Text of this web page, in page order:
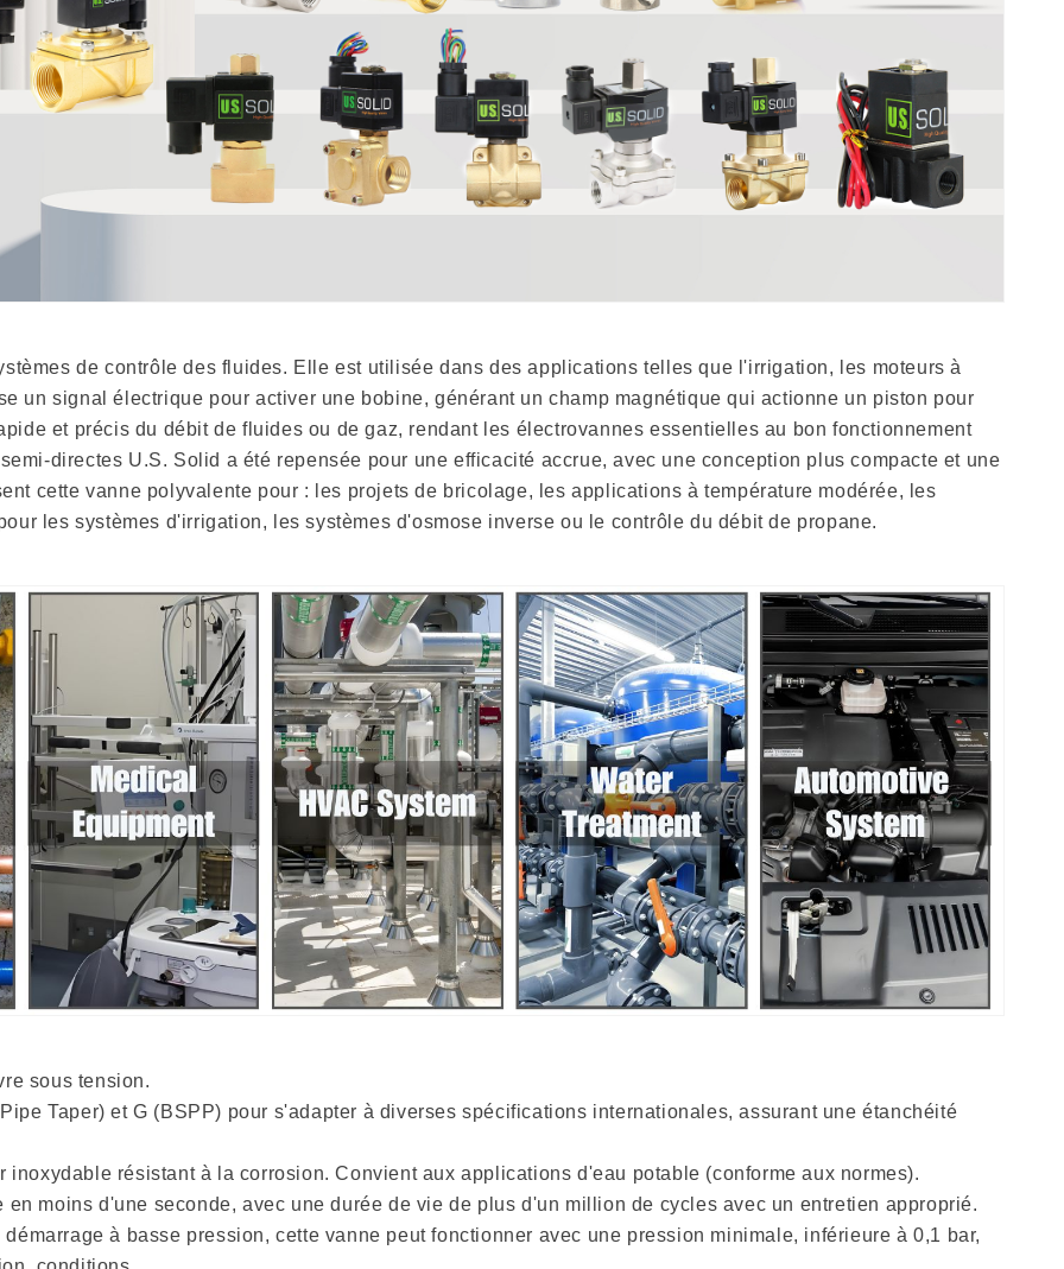
de contrôle des fluides. Elle est utilisée dans des applications telles que l'irrigation, les moteurs à
un signal électrique pour activer une bobine, générant un champ magnétique qui actionne un piston pour
et précis du débit de fluides ou de gaz, rendant les électrovannes essentielles au bon fonctionnement
directes U.S. Solid a été repensée pour une efficacité accrue, avec une conception plus compacte et une
cette vanne polyvalente pour : les projets de bricolage, les applications à température modérée, les
les systèmes d'irrigation, les systèmes d'osmose inverse ou le contrôle du débit de propane.
sous tension.
Taper) et G (BSPP) pour s'adapter à diverses spécifications internationales, assurant une étanchéité
inoxydable résistant à la corrosion. Convient aux applications d'eau potable (conforme aux normes).
en moins d'une seconde, avec une durée de vie de plus d'un million de cycles avec un entretien approprié.
à basse pression, cette vanne peut fonctionner avec une pression minimale, inférieure à 0,1 bar,